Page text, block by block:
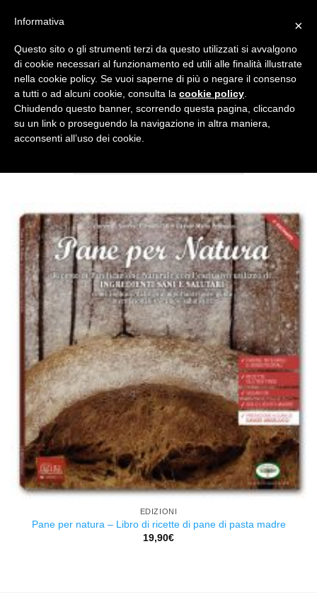
contenuti
NEWSLETTER
PRODOTTI TAGGATI “PANE INTEGRALE”
EDIZIONI
Pane per natura – Libro di ricette di pane di pasta madre
19,90€
×
Informativa
Questo sito o gli strumenti terzi da questo utilizzati si avvalgono
di cookie necessari al funzionamento ed utili alle finalità illustrate
nella cookie policy. Se vuoi saperne di più o negare il consenso
a tutti o ad alcuni cookie, consulta la cookie policy
Chiudendo questo banner, scorrendo questa pagina, cliccando
su un link o proseguendo la navigazione in altra maniera,
acconsenti all’uso dei cookie.